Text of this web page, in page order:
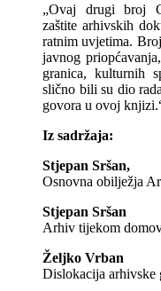
„Ovaj drugi broj
zaštite arhivskih
ratnim uvjetima.
javnog
granica, kulturnih
slično bili su dio
govora u ovoj
Iz sadržaja:
Stjepan Sršan,
Osnovna obilježja
Stjepan Sršan
Arhiv tijekom
Željko Vrban
Dislokacija arhivske